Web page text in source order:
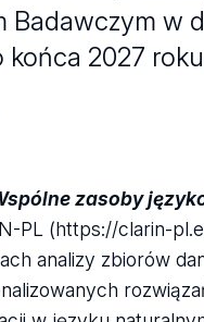
w
2027
zasoby
PL (https://clarin-
analizy zbiorów